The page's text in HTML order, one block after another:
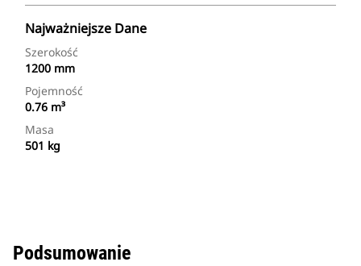
Najważniejsze Dane
Szerokość
1200 mm
Pojemność
0.76 m³
Masa
501 kg
Podsumowanie